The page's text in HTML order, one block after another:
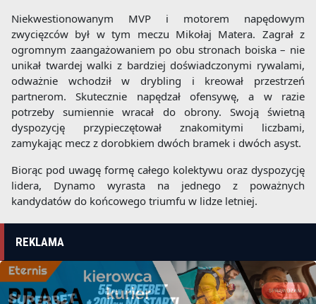
Niekwestionowanym MVP i motorem napędowym
zwycięzców był w tym meczu Mikołaj Matera. Zagrał z
ogromnym zaangażowaniem po obu stronach boiska – nie
unikał twardej walki z bardziej doświadczonymi rywalami,
odważnie wchodził w drybling i kreował przestrzeń
partnerom. Skutecznie napędzał ofensywę, a w razie
potrzeby sumiennie wracał do obrony. Swoją świetną
dyspozycję przypieczętował znakomitymi liczbami,
zamykając mecz z dorobkiem dwóch bramek i dwóch asyst.
Biorąc pod uwagę formę całego kolektywu oraz dyspozycję
lidera, Dynamo wyrasta na jednego z poważnych
kandydatów do końcowego triumfu w lidze letniej.
REKLAMA